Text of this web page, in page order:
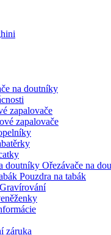
na doutníky
zapalovače
zapalovače
Ořezávače na
Pouzdra na tabák
Gravírování
záruka